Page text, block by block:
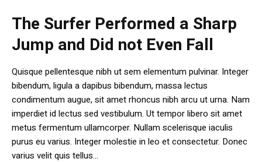
The Surfer Performed a Sharp
Jump and Did not Even Fall
Quisque pellentesque nibh ut sem elementum pulvinar. Integer
bibendum, ligula a dapibus bibendum, massa lectus
condimentum augue, sit amet rhoncus nibh arcu ut urna. Nam
imperdiet id lectus sed vestibulum. Ut tempor libero sit amet
metus fermentum ullamcorper. Nullam scelerisque iaculis
purus eu varius. Integer molestie in leo et consectetur. Donec
varius velit quis tellus...